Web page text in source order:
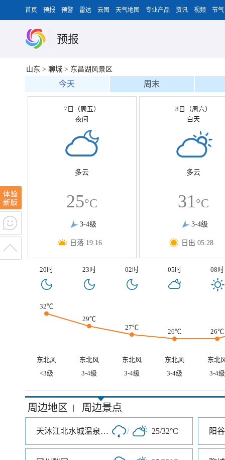
首页 预报 预警 雷达 云图 天气地图 专业产品 资讯 视频 节气
预报
山东 > 聊城 > 东昌湖风景区
今天 周末
7日（周五）
夜间
多云
25°C
3-4级
日落 19:16
8日（周六）
白天
多云
31°C
3-4级
日出 05:28
20时 23时 02时 05时 08时
32℃
29℃
27℃
26℃ 26℃
东北风 东北风 东北风 东北风
东北
<3级
3-4级 3-4级 3-4级 3-4级
周边地区 | 周边景点
天沐江北水城温泉度假村 / 25/32°C 阳